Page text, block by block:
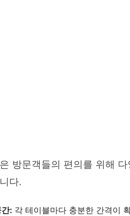
방문객들의 편의를 위해
다.
: 각 테이블마다 충분한 간격이